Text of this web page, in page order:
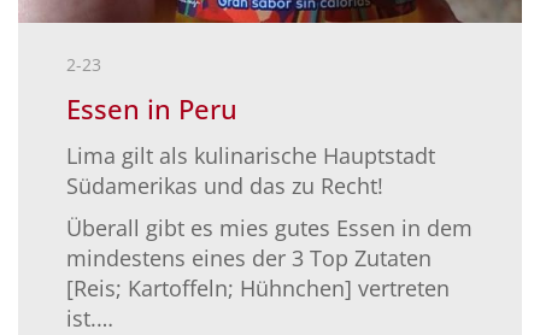
2-23
Essen in Peru
Lima gilt als kulinarische Hauptstadt
Südamerikas und das zu Recht!
Überall gibt es mies gutes Essen in dem
mindestens eines der 3 Top Zutaten
[Reis; Kartoffeln; Hühnchen] vertreten
ist.…